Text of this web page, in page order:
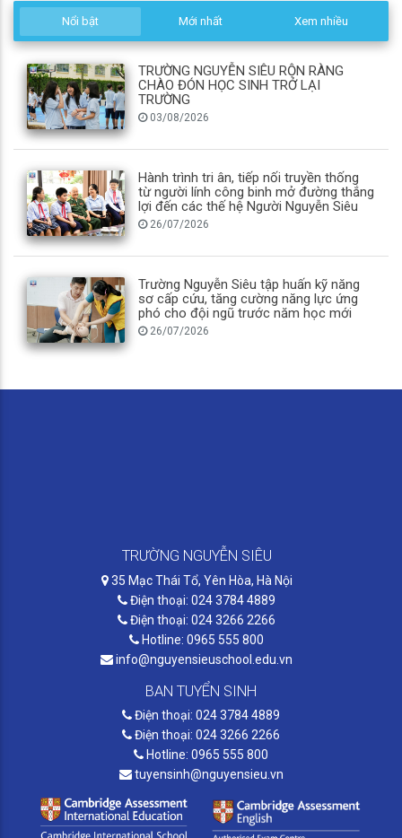
Nổi bật Mới nhất Xem nhiều
TRƯỜNG NGUYỄN SIÊU RỘN RÀNG
CHÀO ĐÓN HỌC SINH TRỞ LẠI
TRƯỜNG
03/08/2026
Hành trình tri ân, tiếp nối truyền thống
từ người lính công binh mở đường thắng
lợi đến các thế hệ Người Nguyễn Siêu
26/07/2026
Trường Nguyễn Siêu tập huấn kỹ năng
sơ cấp cứu, tăng cường năng lực ứng
phó cho đội ngũ trước năm học mới
26/07/2026
TRƯỜNG NGUYỄN SIÊU
35 Mạc Thái Tổ, Yên Hòa, Hà Nội
Điện thoại: 024 3784 4889
Điện thoại: 024 3266 2266
Hotline: 0965 555 800
info@nguyensieuschool.edu.vn
BAN TUYỂN SINH
Điện thoại: 024 3784 4889
Điện thoại: 024 3266 2266
Hotline: 0965 555 800
tuyensinh@nguyensieu.vn